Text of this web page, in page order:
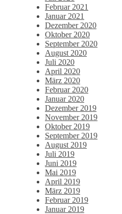
Februar 2021
Januar 2021
Dezember 2020
Oktober 2020
September 2020
August 2020
Juli 2020
April 2020
März 2020
Februar 2020
Januar 2020
Dezember 2019
November 2019
Oktober 2019
September 2019
August 2019
Juli 2019
Juni 2019
Mai 2019
April 2019
März 2019
Februar 2019
Januar 2019